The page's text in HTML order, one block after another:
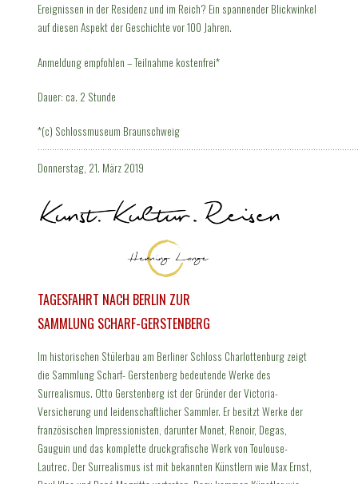
Ereignissen in der Residenz und im Reich? Ein spannender Blickwinkel
auf diesen Aspekt der Geschichte vor 100 Jahren.
Anmeldung empfohlen – Teilnahme kostenfrei*
Dauer: ca. 2 Stunde
*(c) Schlossmuseum Braunschweig
Donnerstag, 21. März 2019
TAGESFAHRT NACH BERLIN ZUR
SAMMLUNG SCHARF-GERSTENBERG
Im historischen Stülerbau am Berliner Schloss Charlottenburg zeigt
die Sammlung Scharf- Gerstenberg bedeutende Werke des
Surrealismus. Otto Gerstenberg ist der Gründer der Victoria-
Versicherung und leidenschaftlicher Sammler. Er besitzt Werke der
französischen Impressionisten, darunter Monet, Renoir, Degas,
Gauguin und das komplette druckgrafische Werk von Toulouse-
Lautrec. Der Surrealismus ist mit bekannten Künstlern wie Max Ernst,